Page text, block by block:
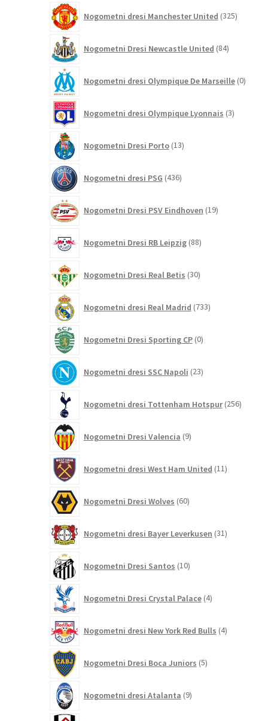
Nogometni dresi Manchester United 325izdelkov
Nogometni Dresi Newcastle United 84izdelkov
Nogometni dresi Olympique De Marseille 0
Nogometni dresi Olympique Lyonnais 3izdelki
Nogometni Dresi Porto 13izdelkov
Nogometni dresi PSG 436izdelkov
Nogometni Dresi PSV Eindhoven 19izdelkov
Nogometni Dresi RB Leipzig 88izdelkov
Nogometni Dresi Real Betis 30izdelkov
Nogometni dresi Real Madrid 733izdelkov
Nogometni Dresi Sporting CP 0izdelkov
Nogometni dresi SSC Napoli 23izdelkov
Nogometni dresi Tottenham Hotspur 256
Nogometni Dresi Valencia 9izdelkov
Nogometni dresi West Ham United 11izdelkov
Nogometni Dresi Wolves 60izdelkov
Nogometni dresi Bayer Leverkusen 31izdelkov
Nogometni Dresi Santos 10izdelkov
Nogometni Dresi Crystal Palace 4izdelki
Nogometni dresi New York Red Bulls 4izdelki
Nogometni Dresi Boca Juniors 5izdelkov
Nogometni dresi Atalanta 9izdelkov